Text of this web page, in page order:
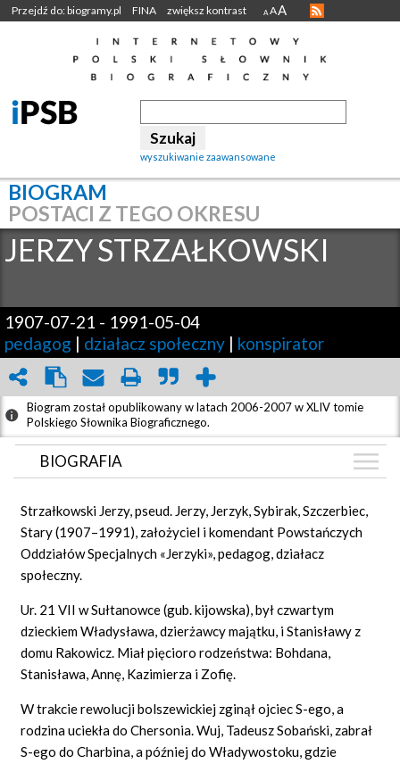
Przejdź do: biogramy.pl FINA zwiększ kontrast A AA
wyszukiwanie zaawansowane
BIOGRAM
POSTACI Z TEGO OKRESU
JERZYSTRZAŁKOWSKI
1907-07-21 - 1991-05-04
pedagog | działacz społeczny | konspirator
Biogram został opublikowany w latach 2006-2007 w XLIV tomie
Polskiego Słownika Biograficznego.
BIOGRAFIA
GRAF POWIĄZAŃ
DYSKUSJA
Mapa
Strzałkowski Jerzy, pseud. Jerzy, Jerzyk, Sybirak, Szczerbiec,
Stary (1907–1991), założyciel i komendant Powstańczych
Oddziałów Specjalnych «Jerzyki», pedagog, działacz
społeczny.
Ur. 21 VII w Sułtanowce (gub. kijowska), był czwartym
dzieckiem Władysława, dzierżawcy majątku, i Stanisławy z
domu Rakowicz. Miał pięcioro rodzeństwa: Bohdana,
Stanisława, Annę, Kazimierza i Zofię.
W trakcie rewolucji bolszewickiej zginął ojciec S-ego, a
rodzina uciekła do Chersonia. Wuj, Tadeusz Sobański, zabrał
S-ego do Charbina, a później do Władywostoku, gdzie